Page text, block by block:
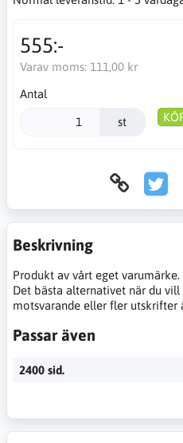
555:-
Varav moms: 111,00 kr
Antal
st
Beskrivning
Produkt av vårt eget varumärke.
Det bästa alternativet när du
motsvarande eller fler utskrifter
Passar även
2400 sid.